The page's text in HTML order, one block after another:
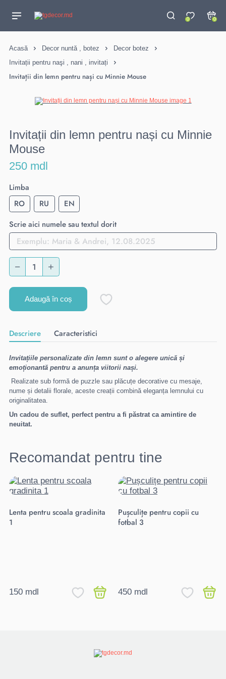
0 0
Acasă Decor nuntă , botez
Decor botez
Invitații pentru naşi , nani , invitați
Invitații din lemn pentru nași cu Minnie Mouse
Invitații din lemn pentru nași cu Minnie
Mouse
250 mdl
Limba
RO
RU
EN
Scrie aici numele sau textul dorit
Adaugă în coș
Descriere Caracteristici
Invitațiile personalizate din lemn sunt o alegere unică și
emoționantă pentru a anunța viitorii nași.
Realizate sub formă de puzzle sau plăcuțe decorative cu mesaje,
nume și detalii florale, aceste creații combină eleganța lemnului cu
originalitatea.
Un cadou de suflet, perfect pentru a fi păstrat ca amintire de
neuitat.
Recomandat pentru tine
Lenta pentru scoala gradinita
1
150 mdl
Pușculițe pentru copii cu
fotbal 3
450 mdl